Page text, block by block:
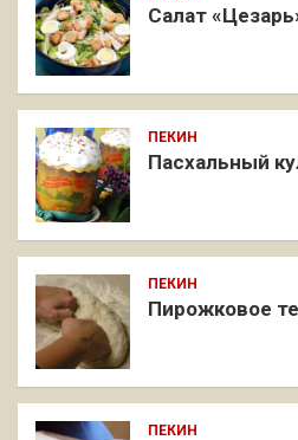
Салат
ПЕКИН
Пасхальный
ПЕКИН
Пирожковое
ПЕКИН